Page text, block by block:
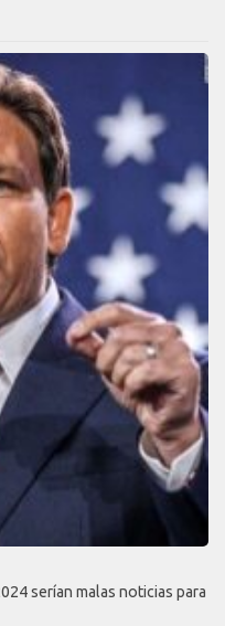
serían malas noticias para